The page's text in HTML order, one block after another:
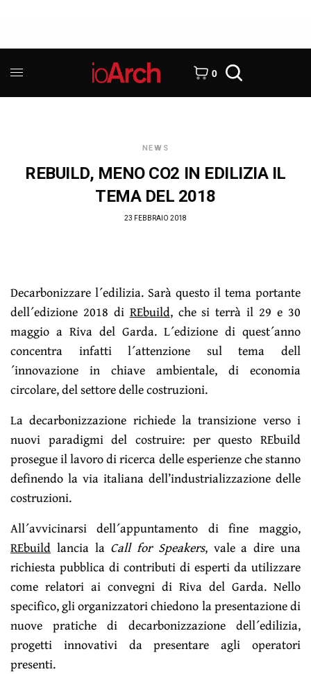
0
NEWS
REBUILD, MENO CO2 IN EDILIZIA IL
TEMA DEL 2018
23 FEBBRAIO 2018
Decarbonizzare l´edilizia. Sarà questo il tema portante
dell´edizione 2018 di REbuild, che si terrà il 29 e 30
maggio a Riva del Garda. L´edizione di quest´anno
concentra infatti l´attenzione sul tema dell
´innovazione in chiave ambientale, di economia
circolare, del settore delle costruzioni.
La decarbonizzazione richiede la transizione verso i
nuovi paradigmi del costruire: per questo REbuild
prosegue il lavoro di ricerca delle esperienze che stanno
definendo la via italiana dell’industrializzazione delle
costruzioni.
All´avvicinarsi dell´appuntamento di fine maggio,
REbuild lancia la Call for Speakers, vale a dire una
richiesta pubblica di contributi di esperti da utilizzare
come relatori ai convegni di Riva del Garda. Nello
specifico, gli organizzatori chiedono la presentazione di
nuove pratiche di decarbonizzazione dell´edilizia,
progetti innovativi da presentare agli operatori
presenti.